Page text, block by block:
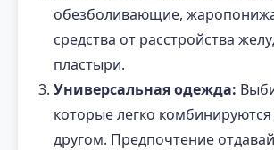
обезболивающие,
средства от расстройства
пластыри.
Универсальная одежда:
которые легко комбинируются
другом. Предпочтение